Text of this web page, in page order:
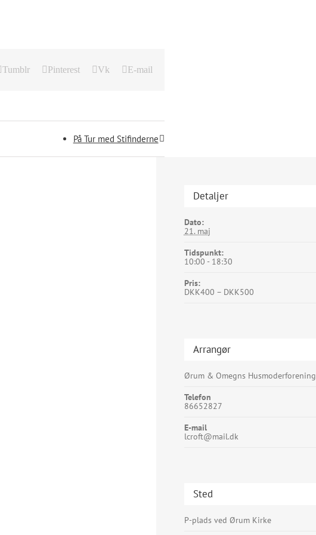
Tumblr Pinterest Vk E-mail
På Tur med Stifinderne
Detaljer
Dato:
21. maj
Tidspunkt:
10:00 - 18:30
Pris:
DKK400 – DKK500
Arrangør
Ørum & Omegns Husmoderforening
Telefon
86652827
E-mail
lcroft@mail.dk
Sted
P-plads ved Ørum Kirke